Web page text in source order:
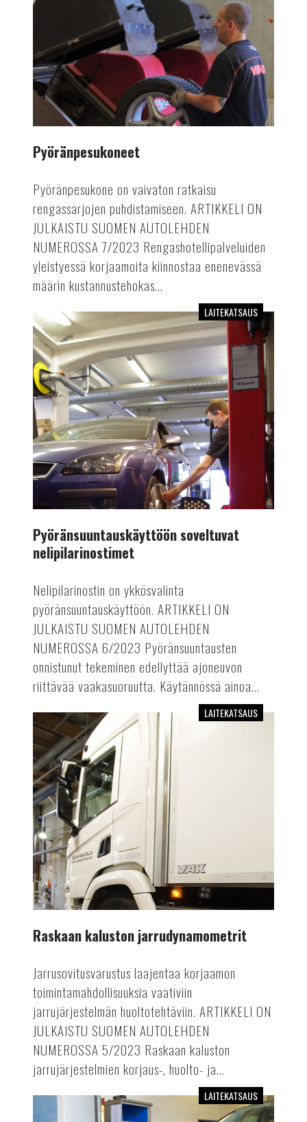
Pyöränpesukoneet
Pyöränpesukone on vaivaton ratkaisu
rengassarjojen puhdistamiseen. ARTIKKELI ON
JULKAISTU SUOMEN AUTOLEHDEN
NUMEROSSA 7/2023 Rengashotellipalveluiden
yleistyessä korjaamoita kiinnostaa enenevässä
määrin kustannustehokas...
Pyöränsuuntauskäyttöön
soveltuvat
nelipilarinostimet
LAITEKATSAUS
Pyöränsuuntauskäyttöön soveltuvat
nelipilarinostimet
Nelipilarinostin on ykkösvalinta
pyöränsuuntauskäyttöön. ARTIKKELI ON
JULKAISTU SUOMEN AUTOLEHDEN
NUMEROSSA 6/2023 Pyöränsuuntausten
onnistunut tekeminen edellyttää ajoneuvon
riittävää vaakasuoruutta. Käytännössä ainoa...
Raskaan
kaluston
jarrudynamometrit
LAITEKATSAUS
Raskaan kaluston jarrudynamometrit
Jarrusovitusvarustus laajentaa korjaamon
toimintamahdollisuuksia vaativiin
jarrujärjestelmän huoltotehtäviin. ARTIKKELI ON
JULKAISTU SUOMEN AUTOLEHDEN
NUMEROSSA 5/2023 Raskaan kaluston
jarrujärjestelmien korjaus-, huolto- ja...
Dieselsavuanalysaattorit LAITEKATSAUS